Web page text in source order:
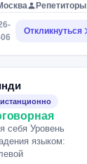
Репетиторы
Откликнуться
себя Уровень
языком: